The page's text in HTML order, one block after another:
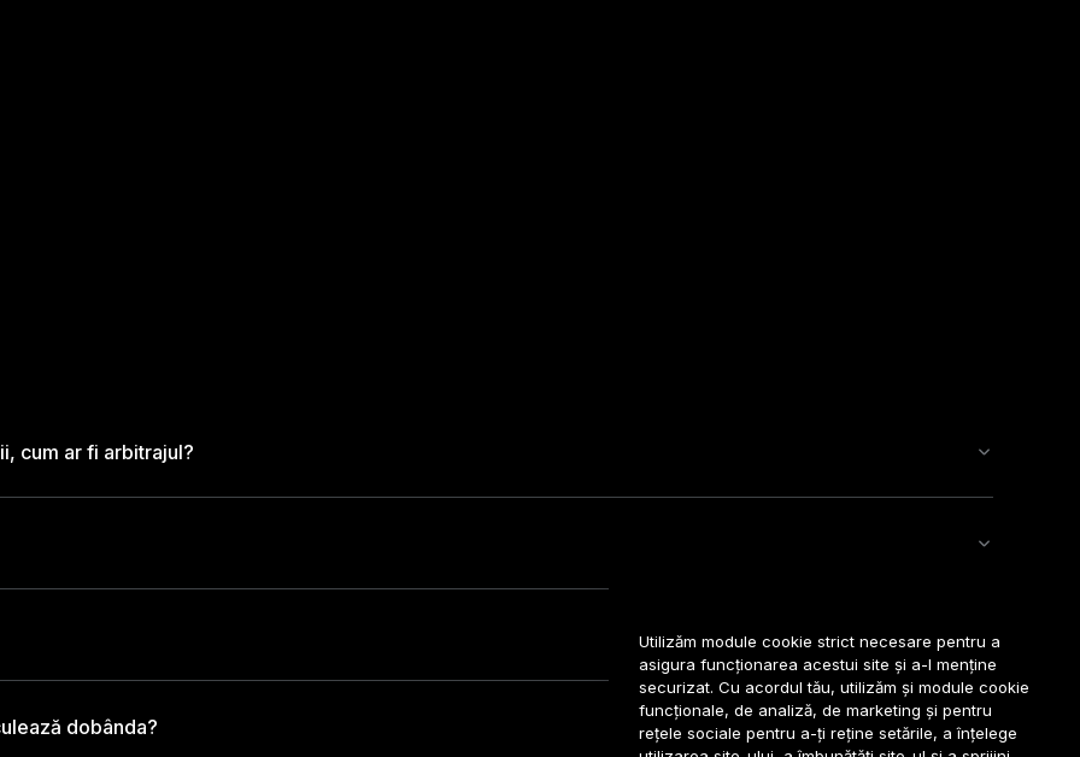
cum ar fi arbitrajul?
dobânda?
Utilizăm module cookie strict necesare pentru a
asigura funcționarea acestui site și a-l menține
securizat. Cu acordul tău, utilizăm și module cookie
funcționale, de analiză, de marketing și pentru
rețele sociale pentru a-ți reține setările, a înțelege